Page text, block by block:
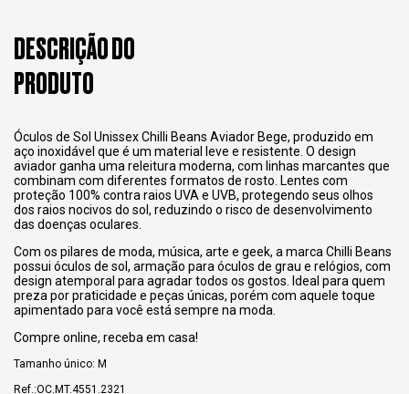
DESCRIÇÃO DO
PRODUTO
Óculos de Sol Unissex Chilli Beans Aviador Bege, produzido em
aço inoxidável que é um material leve e resistente. O design
aviador ganha uma releitura moderna, com linhas marcantes que
combinam com diferentes formatos de rosto. Lentes com
proteção 100% contra raios UVA e UVB, protegendo seus olhos
dos raios nocivos do sol, reduzindo o risco de desenvolvimento
das doenças oculares.
Com os pilares de moda, música, arte e geek, a marca Chilli Beans
possui óculos de sol, armação para óculos de grau e relógios, com
design atemporal para agradar todos os gostos. Ideal para quem
preza por praticidade e peças únicas, porém com aquele toque
apimentado para você está sempre na moda.
Compre online, receba em casa!
Tamanho único: M
Ref.:OC.MT.4551.2321